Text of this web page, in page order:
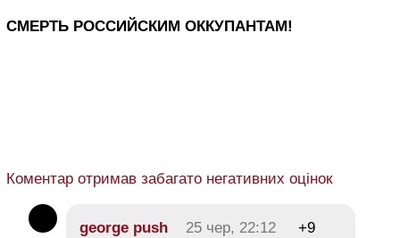
СМЕРТЬ РОССИЙСКИМ ОККУПАНТАМ!
Коментар отримав забагато негативних оцінок
george push 25 чер, 22:12
+9